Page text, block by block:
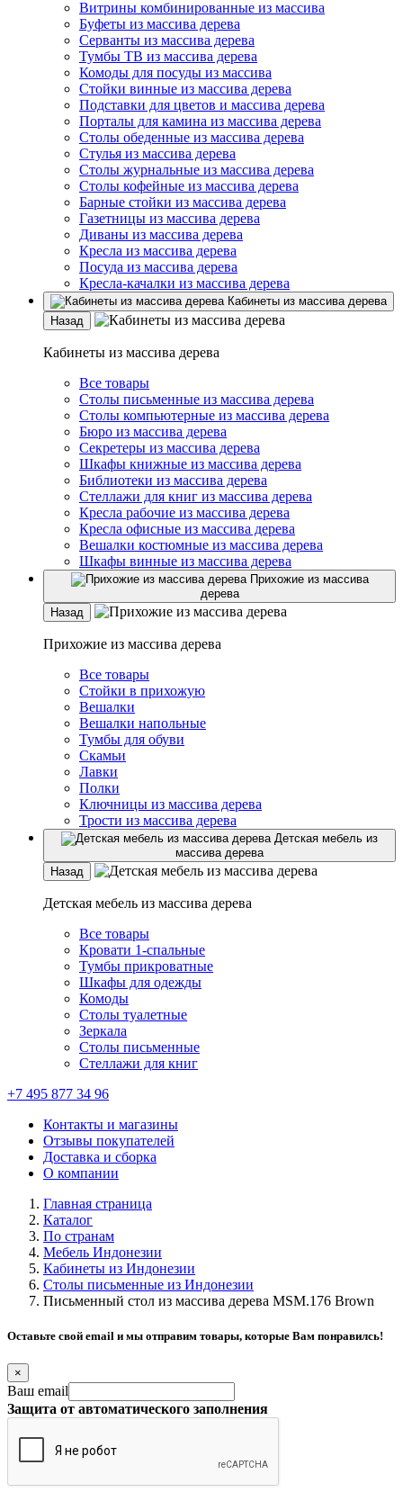
Витрины комбинированные из массива
Буфеты из массива дерева
Серванты из массива дерева
Тумбы ТВ из массива дерева
Комоды для посуды из массива
Стойки винные из массива дерева
Подставки для цветов и массива дерева
Порталы для камина из массива дерева
Столы обеденные из массива дерева
Стулья из массива дерева
Столы журнальные из массива дерева
Столы кофейные из массива дерева
Барные стойки из массива дерева
Газетницы из массива дерева
Диваны из массива дерева
Кресла из массива дерева
Посуда из массива дерева
Кресла-качалки из массива дерева
Кабинеты из массива дерева
Назад
Кабинеты из массива дерева
Все товары
Столы письменные из массива дерева
Столы компьютерные из массива дерева
Бюро из массива дерева
Секретеры из массива дерева
Шкафы книжные из массива дерева
Библиотеки из массива дерева
Стеллажи для книг из массива дерева
Кресла рабочие из массива дерева
Кресла офисные из массива дерева
Вешалки костюмные из массива дерева
Шкафы винные из массива дерева
Прихожие из массива
дерева
Назад
Прихожие из массива дерева
Все товары
Стойки в прихожую
Вешалки
Вешалки напольные
Тумбы для обуви
Скамьи
Лавки
Полки
Ключницы из массива дерева
Трости из массива дерева
Детская мебель из
массива дерева
Назад
Детская мебель из массива дерева
Все товары
Кровати 1-спальные
Тумбы прикроватные
Шкафы для одежды
Комоды
Столы туалетные
Зеркала
Столы письменные
Стеллажи для книг
+7 495 877 34 96
Контакты и магазины
Отзывы покупателей
Доставка и сборка
О компании
Главная страница
Каталог
По странам
Мебель Индонезии
Кабинеты из Индонезии
Столы письменные из Индонезии
Письменный стол из массива дерева MSM.176 Brown
Оставьте свой email и мы отправим товары, которые Вам понравилсь!
×
Ваш email
Защита от автоматического заполнения